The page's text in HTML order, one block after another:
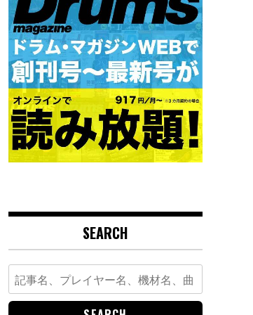
SEARCH
Search
for: